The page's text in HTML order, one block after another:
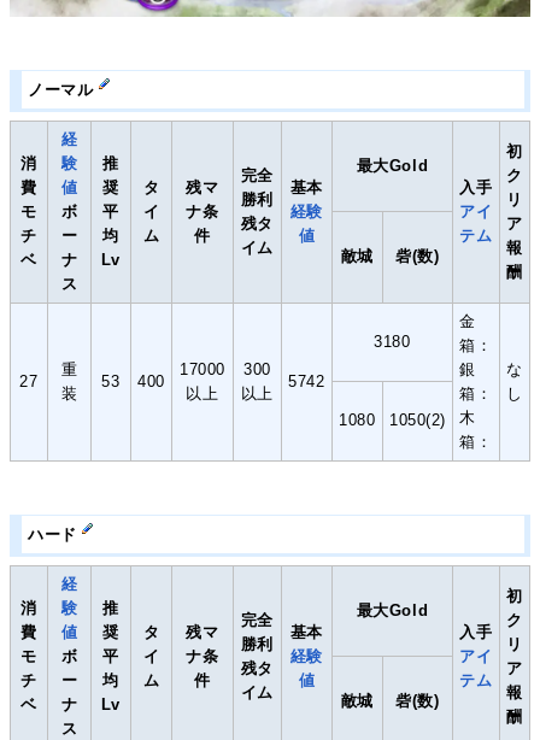
ノーマル
消
費
モ
チ
ベ
経
験
値
ボ
ー
ナ
ス
推
奨
平
均
Lv
タ
イ
ム
残マ
ナ条
件
完全
勝利
残タ
イム
基本
経験
値
最大Gold
入手
アイ
テム
初
ク
リ
ア
報
酬
敵城 砦(数)
27
重
装
53 400
17000
以上
300
以上
5742
3180
金
箱：
銀
箱：
木
箱：
な
し
1080
1050(2)
ハード
消
費
モ
チ
ベ
経
験
値
ボ
ー
ナ
ス
推
奨
平
均
Lv
タ
イ
ム
残マ
ナ条
件
完全
勝利
残タ
イム
基本
経験
値
最大Gold
入手
アイ
テム
初
ク
リ
ア
報
酬
敵城 砦(数)